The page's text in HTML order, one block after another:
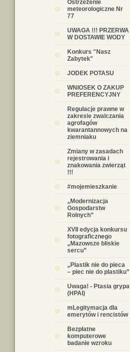
Ostrzeżenie
meteorologiczne Nr
77
UWAGA !!! PRZERWA
W DOSTAWIE WODY
Konkurs "Nasz
Zabytek"
JODEK POTASU
WNIOSEK O ZAKUP
PREFERENCYJNY
Regulacje prawne w
zakresie zwalczania
agrofagów
kwarantannowych na
ziemniaku
Zmiany w zasadach
rejestrowania i
znakowania zwierząt
!!!
#mojemieszkanie
„Modernizacja
Gospodarstw
Rolnych”
XVII edycja konkursu
fotograficznego
„Mazowsze bliskie
sercu”
„Plastik nie do pieca
– piec nie do plastiku”
Uwaga! - Ptasia grypa
(HPAI)
mLegitymacja dla
emerytów i rencistów
Bezpłatne
komputerowe
badanie wzroku